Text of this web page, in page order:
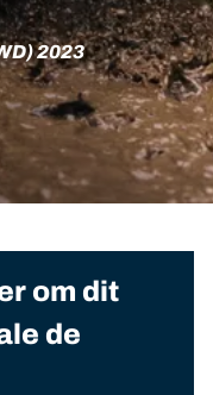
2023
om dit
de